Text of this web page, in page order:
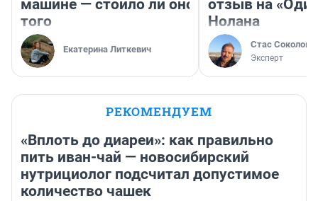
машине — стоило ли оно
того
Екатерина Литкевич
отзыв на
Нолана
Стас Соколов
Эксперт
РЕКОМЕНДУЕМ
«Вплоть до диареи»: как правильно
пить иван-чай — новосибирский
нутрициолог подсчитал допустимое
количество чашек